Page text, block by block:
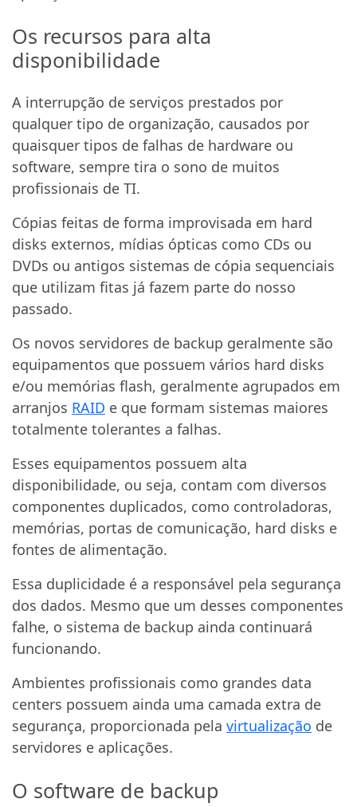
Os recursos para alta
disponibilidade
A interrupção de serviços prestados por
qualquer tipo de organização, causados por
quaisquer tipos de falhas de hardware ou
software, sempre tira o sono de muitos
profissionais de TI.
Cópias feitas de forma improvisada em hard
disks externos, mídias ópticas como CDs ou
DVDs ou antigos sistemas de cópia sequenciais
que utilizam fitas já fazem parte do nosso
passado.
Os novos servidores de backup geralmente são
equipamentos que possuem vários hard disks
e/ou memórias flash, geralmente agrupados em
arranjos RAID e que formam sistemas maiores
totalmente tolerantes a falhas.
Esses equipamentos possuem alta
disponibilidade, ou seja, contam com diversos
componentes duplicados, como controladoras,
memórias, portas de comunicação, hard disks e
fontes de alimentação.
Essa duplicidade é a responsável pela segurança
dos dados. Mesmo que um desses componentes
falhe, o sistema de backup ainda continuará
funcionando.
Ambientes profissionais como grandes data
centers possuem ainda uma camada extra de
segurança, proporcionada pela virtualização de
servidores e aplicações.
O software de backup